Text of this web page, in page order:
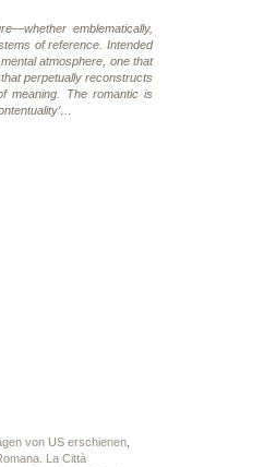
emblematically,
of reference. Intended
atmosphere, one that
perpetually reconstructs
meaning. The romantic is
von US erschienen,
La Città